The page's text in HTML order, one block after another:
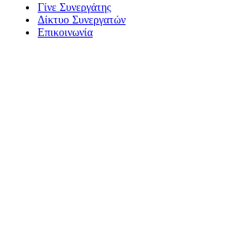
Γίνε Συνεργάτης
Δίκτυο Συνεργατών
Επικοινωνία